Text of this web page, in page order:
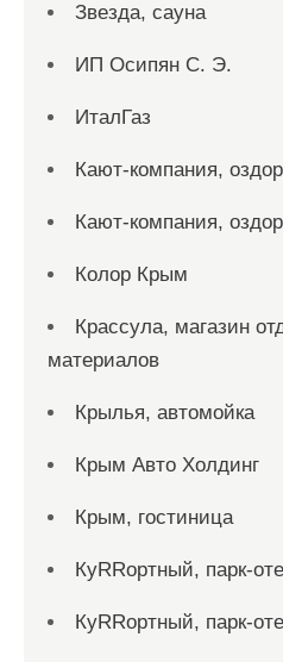
Звезда, сауна
ИП Осипян С. Э.
ИталГаз
Кают-компания,
Кают-компания,
Колор Крым
Крассула, магазин
материалов
Крылья, автомойка
Крым Авто Холдинг
Крым, гостиница
КуRRортный, парк-
КуRRортный, парк-